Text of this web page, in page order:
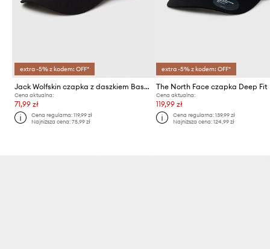
extra -5% z kodem: OFF*
Jack Wolfskin czapka z daszkiem Baseball
Cena aktualna:
71,99 zł
Cena regularna:119,99 zł
Najniższa cena:75,99 zł
extra -5% z kodem: OFF*
Cena aktualna:
119,99 zł
Cena regularna: 139,99 zł
Najniższa cena: 124,99 zł